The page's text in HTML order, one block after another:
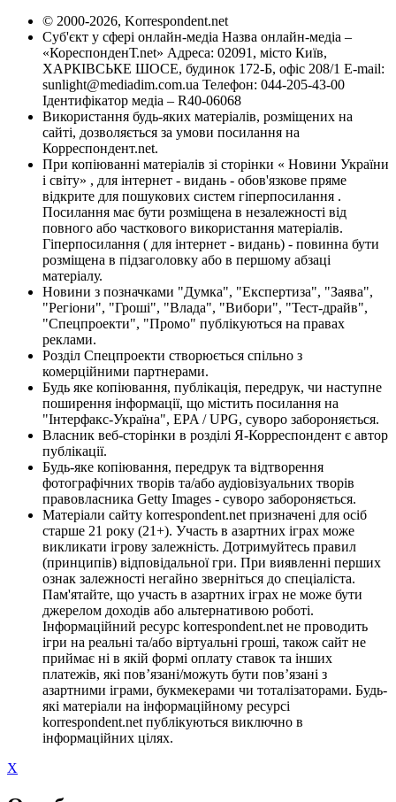
© 2000-2026, Korrespondent.net
Суб'єкт у сфері онлайн-медіа Назва онлайн-медіа –
«КореспонденТ.net» Адреса: 02091, місто Київ,
ХАРКІВСЬКЕ ШОСЕ, будинок 172-Б, офіс 208/1 E-mail:
sunlight@mediadim.com.ua Телефон: 044-205-43-00
Ідентифікатор медіа – R40-06068
Використання будь-яких матеріалів, розміщених на
сайті, дозволяється за умови посилання на
Корреспондент.net.
При копіюванні матеріалів зі сторінки « Новини України
і світу» , для інтернет - видань - обов'язкове пряме
відкрите для пошукових систем гіперпосилання .
Посилання має бути розміщена в незалежності від
повного або часткового використання матеріалів.
Гіперпосилання ( для інтернет - видань) - повинна бути
розміщена в підзаголовку або в першому абзаці
матеріалу.
Новини з позначками "Думка", "Експертиза", "Заява",
"Регіони", "Гроші", "Влада", "Вибори", "Тест-драйв",
"Спецпроекти", "Промо" публікуються на правах
реклами.
Розділ Спецпроекти створюється спільно з
комерційними партнерами.
Будь яке копіювання, публікація, передрук, чи наступне
поширення інформації, що містить посилання на
"Інтерфакс-Україна", EPA / UPG, суворо забороняється.
Власник веб-сторінки в розділі Я-Корреспондент є автор
публікації.
Будь-яке копіювання, передрук та відтворення
фотографічних творів та/або аудіовізуальних творів
правовласника Getty Images - суворо забороняється.
Матеріали сайту korrespondent.net призначені для осіб
старше 21 року (21+). Участь в азартних іграх може
викликати ігрову залежність. Дотримуйтесь правил
(принципів) відповідальної гри. При виявленні перших
ознак залежності негайно зверніться до спеціаліста.
Пам'ятайте, що участь в азартних іграх не може бути
джерелом доходів або альтернативою роботі.
Інформаційний ресурс korrespondent.net не проводить
ігри на реальні та/або віртуальні гроші, також сайт не
приймає ні в якій формі оплату ставок та інших
платежів, які пов’язані/можуть бути пов’язані з
азартними іграми, букмекерами чи тоталізаторами. Будь-
які матеріали на інформаційному ресурсі
korrespondent.net публікуються виключно в
інформаційних цілях.
X